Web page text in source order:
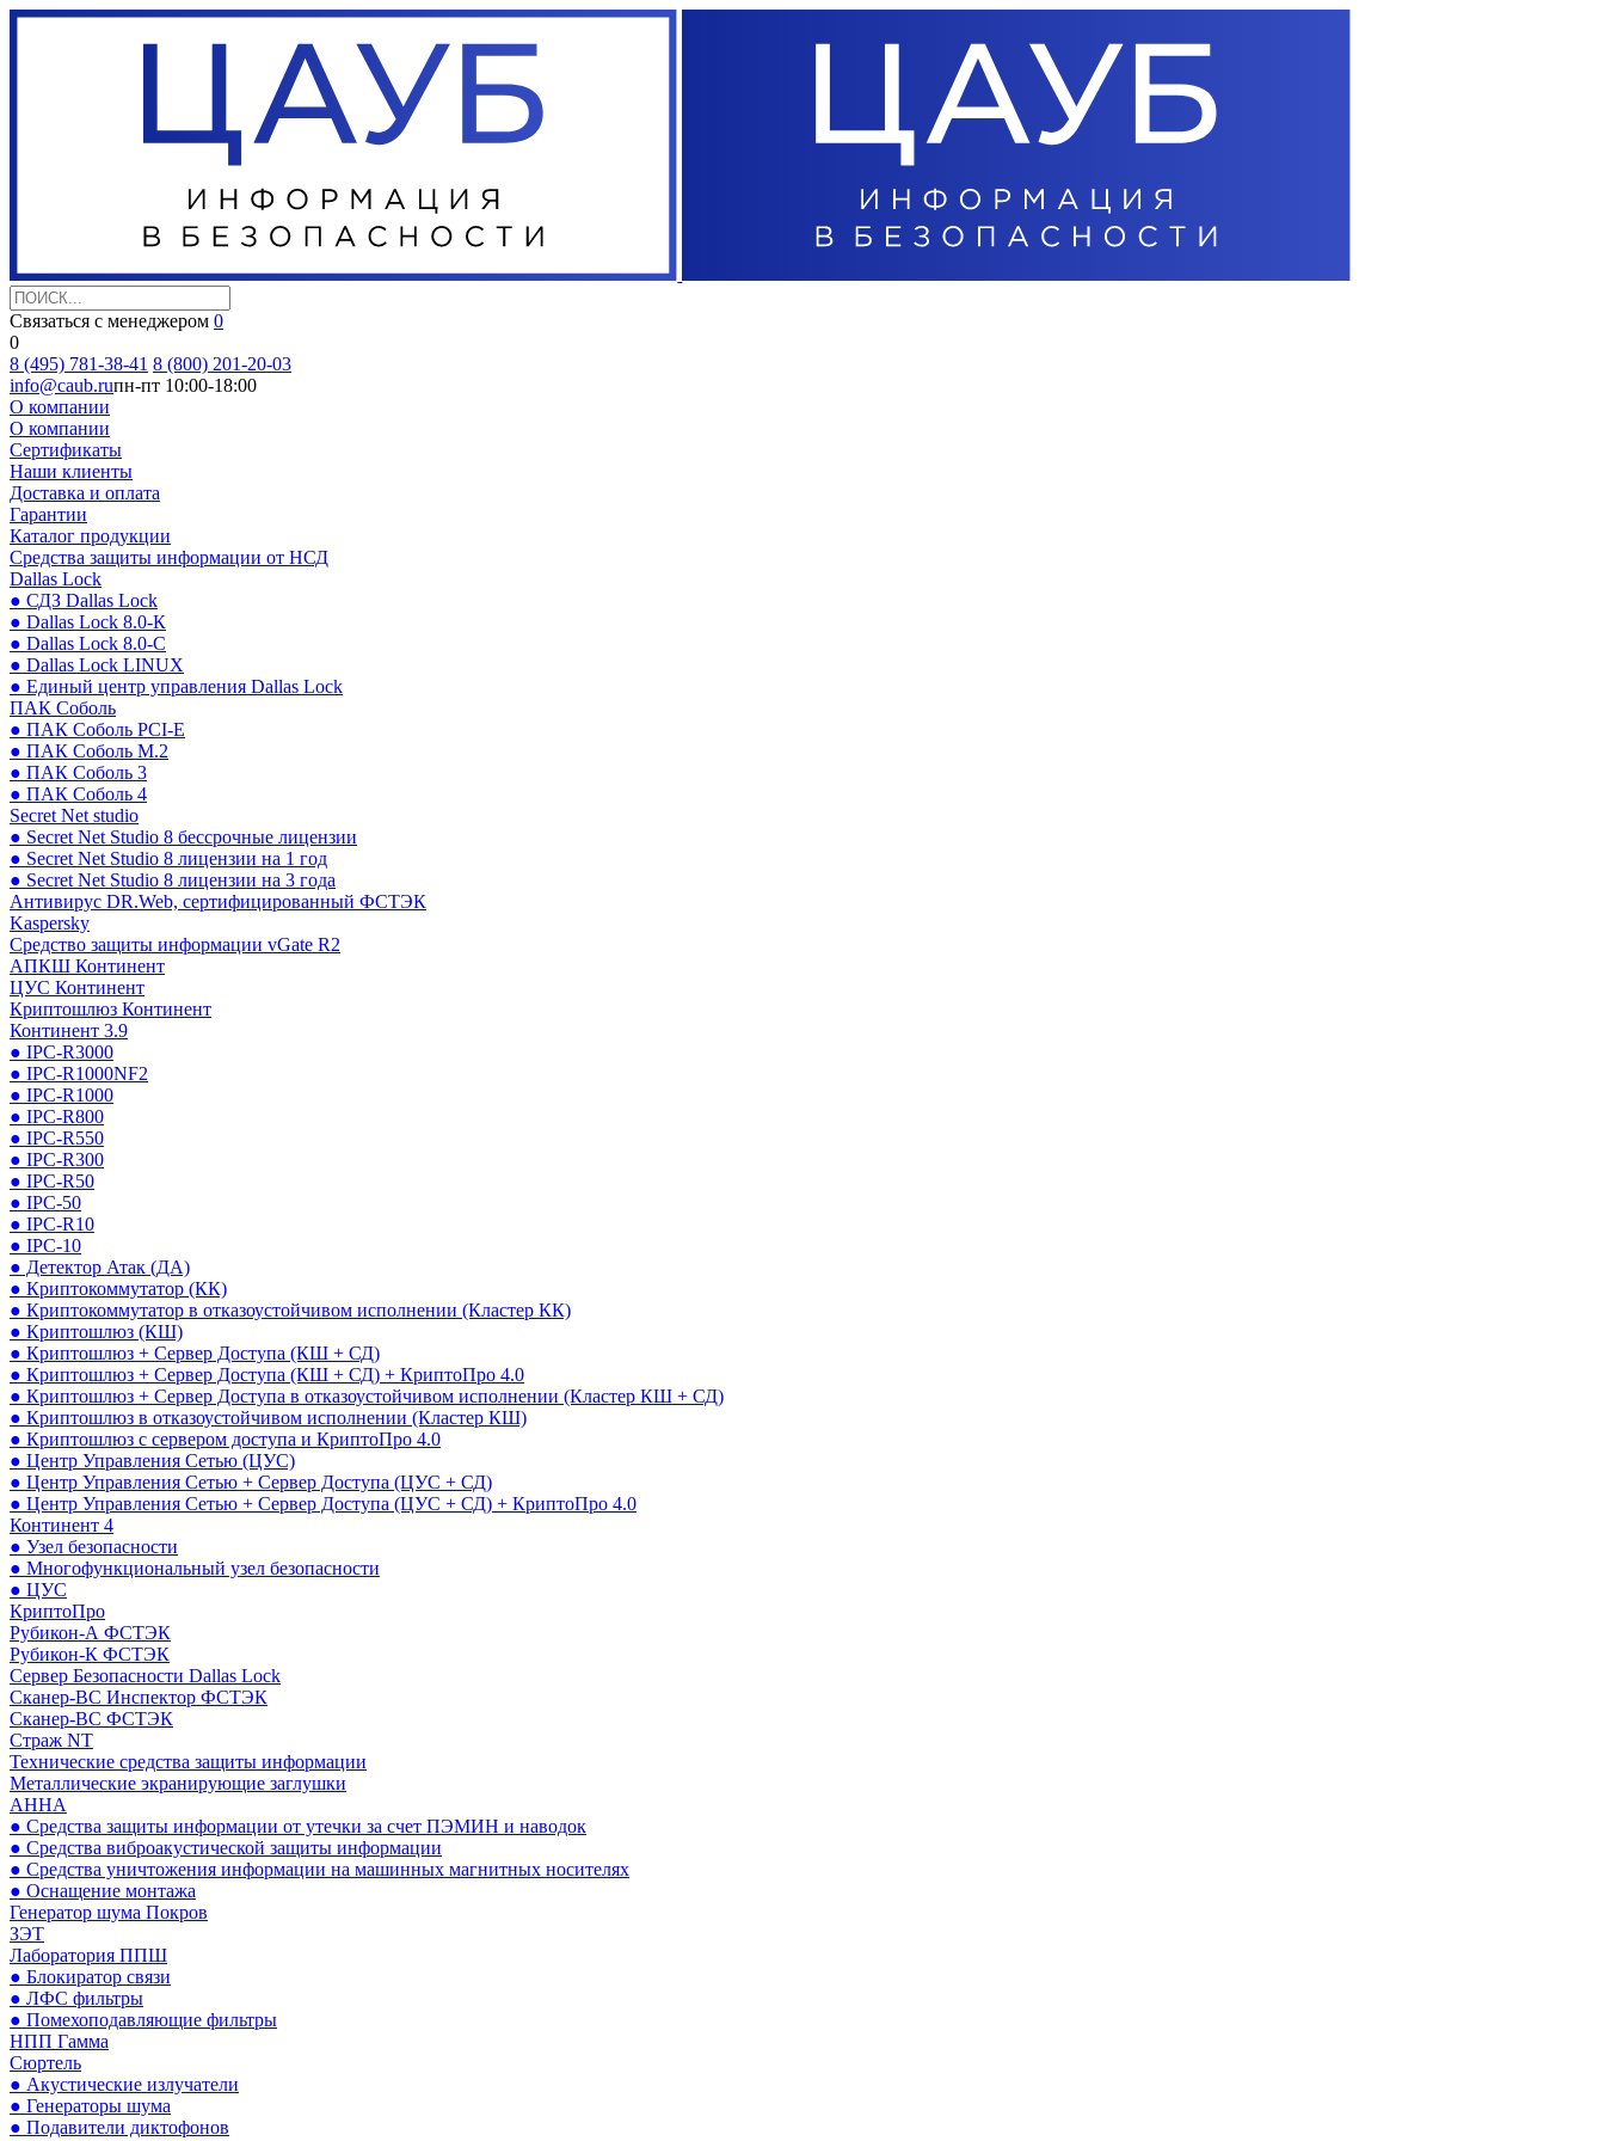
Связаться с менеджером 0
0
8 (495) 781-38-41 8 (800) 201-20-03
info@caub.ruпн-пт 10:00-18:00
О компании
О компании
Сертификаты
Наши клиенты
Доставка и оплата
Гарантии
Каталог продукции
Средства защиты информации от НСД
Dallas Lock
● СДЗ Dallas Lock
● Dallas Lock 8.0-К
● Dallas Lock 8.0-С
● Dallas Lock LINUX
● Единый центр управления Dallas Lock
ПАК Соболь
● ПАК Соболь PCI-E
● ПАК Соболь М.2
● ПАК Соболь 3
● ПАК Соболь 4
Secret Net studio
● Secret Net Studio 8 бессрочные лицензии
● Secret Net Studio 8 лицензии на 1 год
● Secret Net Studio 8 лицензии на 3 года
Антивирус DR.Web, сертифицированный ФСТЭК
Kaspersky
Средство защиты информации vGate R2
АПКШ Континент
ЦУС Континент
Криптошлюз Континент
Континент 3.9
● IPC-R3000
● IPC-R1000NF2
● IPC-R1000
● IPC-R800
● IPC-R550
● IPC-R300
● IPC-R50
● IPC-50
● IPC-R10
● IPC-10
● Детектор Атак (ДА)
● Криптокоммутатор (КК)
● Криптокоммутатор в отказоустойчивом исполнении (Кластер КК)
● Криптошлюз (КШ)
● Криптошлюз + Сервер Доступа (КШ + СД)
● Криптошлюз + Сервер Доступа (КШ + СД) + КриптоПро 4.0
● Криптошлюз + Сервер Доступа в отказоустойчивом исполнении (Кластер КШ + СД)
● Криптошлюз в отказоустойчивом исполнении (Кластер КШ)
● Криптошлюз с сервером доступа и КриптоПро 4.0
● Центр Управления Сетью (ЦУС)
● Центр Управления Сетью + Сервер Доступа (ЦУС + СД)
● Центр Управления Сетью + Сервер Доступа (ЦУС + СД) + КриптоПро 4.0
Континент 4
● Узел безопасности
● Многофункциональный узел безопасности
● ЦУС
КриптоПро
Рубикон-А ФСТЭК
Рубикон-К ФСТЭК
Сервер Безопасности Dallas Lock
Сканер-ВС Инспектор ФСТЭК
Сканер-ВС ФСТЭК
Страж NT
Технические средства защиты информации
Металлические экранирующие заглушки
АННА
● Средства защиты информации от утечки за счет ПЭМИН и наводок
● Средства виброакустической защиты информации
● Средства уничтожения информации на машинных магнитных носителях
● Оснащение монтажа
Генератор шума Покров
ЗЭТ
Лаборатория ППШ
● Блокиратор связи
● ЛФС фильтры
● Помехоподавляющие фильтры
НПП Гамма
Сюртель
● Акустические излучатели
● Генераторы шума
● Подавители диктофонов